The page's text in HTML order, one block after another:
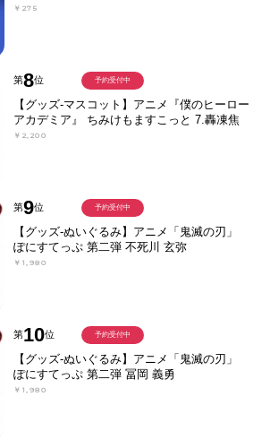
￥275
第8位
【グッズ-マスコット】アニメ『僕のヒーロー
アカデミア』 ちみけもますこっと 7.轟凍焦
￥2,200
予約受付中
第9位
【グッズ-ぬいぐるみ】アニメ「鬼滅の刃」
ぽにすてっぷ 第二弾 不死川 玄弥
￥1,980
予約受付中
第10位
【グッズ-ぬいぐるみ】アニメ「鬼滅の刃」
ぽにすてっぷ 第二弾 冨岡 義勇
￥1,980
予約受付中